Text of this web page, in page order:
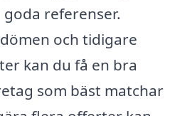
referenser.
och tidigare
kan du få en bra
som bäst matchar